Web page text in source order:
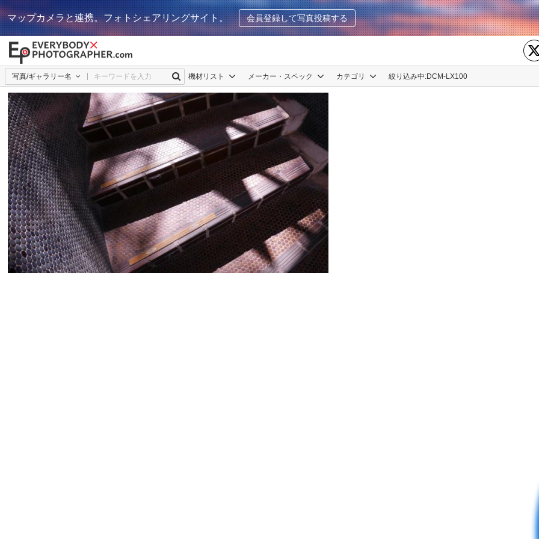
マップカメラと連携。フォトシェアリングサイト。 会員登録して写真投稿する
写真/ギャラリー名 機材リスト メーカー・スペック カテゴリ 絞り込み中:DCM-LX100
なべなべ 1 0